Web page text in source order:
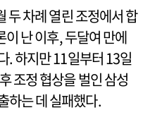
두 차례 열린 조정에서 합
이 난 이후, 두달여 만에
. 하지만 11일부터 13일
조정 협상을 벌인 삼성
하는 데 실패했다.